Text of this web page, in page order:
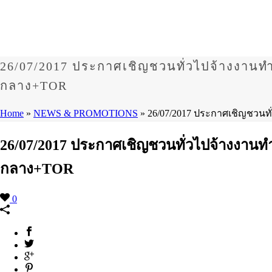
26/07/2017 ประกาศเชิญชวนทั่วไปจ้างงา
กลาง+TOR
Home » NEWS & PROMOTIONS » 26/07/2017 ประกาศเชิญชว
26/07/2017 ประกาศเชิญชวนทั่วไปจ้างงา
กลาง+TOR
0